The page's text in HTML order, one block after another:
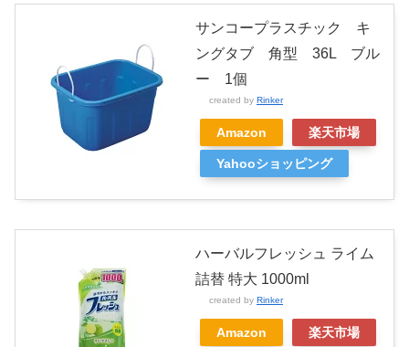
サンコープラスチック キ
ングタブ 角型 36L ブル
ー 1個
created by Rinker
Amazon 楽天市場
Yahooショッピング
ハーバルフレッシュ ライム
詰替 特大 1000ml
created by Rinker
Amazon 楽天市場